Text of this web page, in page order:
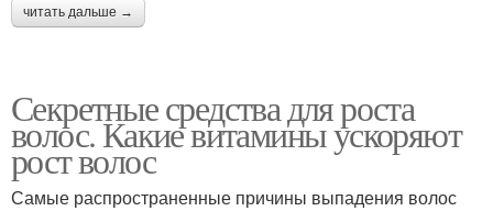
читать дальше →
Секретные средства для роста
волос. Какие витамины ускоряют
рост волос
Самые распространенные причины выпадения волос